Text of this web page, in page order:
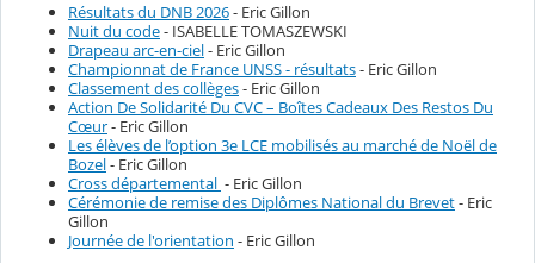
Résultats du DNB 2026- Eric Gillon
Nuit du code- ISABELLE TOMASZEWSKI
Drapeau arc-en-ciel- Eric Gillon
Championnat de France UNSS - résultats- Eric Gillon
Classement des collèges- Eric Gillon
Action De Solidarité Du CVC – Boîtes Cadeaux Des Restos Du
Cœur- Eric Gillon
Les élèves de l’option 3e LCE mobilisés au marché de Noël de
Bozel- Eric Gillon
Cross départemental - Eric Gillon
Cérémonie de remise des Diplômes National du Brevet- Eric
Gillon
Journée de l'orientation - Eric Gillon